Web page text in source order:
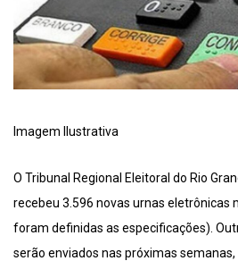
Imagem Ilustrativa
O Tribunal Regional Eleitoral do Rio
recebeu 3.596 novas urnas eletrônicas
foram definidas as especificações).
serão enviados nas próximas